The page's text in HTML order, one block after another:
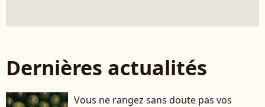
Dernières actualités
Vous ne rangez sans doute pas vos